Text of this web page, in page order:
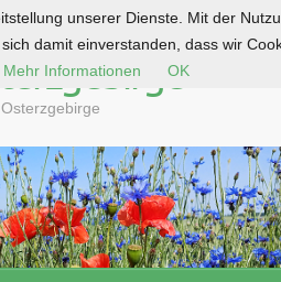
unserer Dienste. Mit der
damit einverstanden, dass wir
Mehr Informationen OK